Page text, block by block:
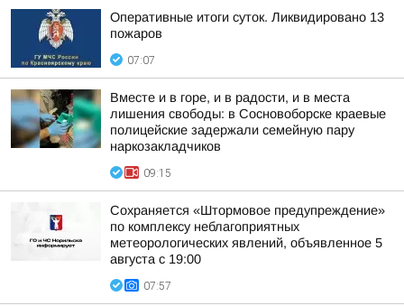
Оперативные итоги суток. Ликвидировано 13
пожаров
07:07
Вместе и в горе, и в радости, и в места
лишения свободы: в Сосновоборске краевые
полицейские задержали семейную пару
наркозакладчиков
09:15
Сохраняется «Штормовое предупреждение»
по комплексу неблагоприятных
метеорологических явлений, объявленное 5
августа с 19:00
07:57